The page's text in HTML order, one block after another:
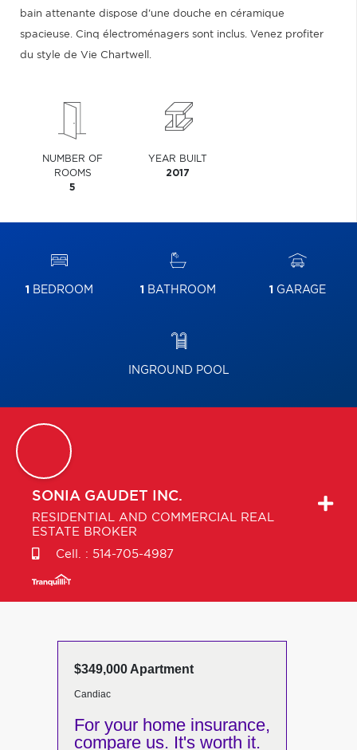
bain attenante dispose d'une douche en céramique
spacieuse. Cinq électroménagers sont inclus. Venez profiter
du style de Vie Chartwell.
NUMBER OF
ROOMS
5
YEAR BUILT
2017
1 BEDROOM 1 BATHROOM 1 GARAGE
INGROUND POOL
SONIA GAUDET INC.
RESIDENTIAL AND COMMERCIAL REAL
ESTATE BROKER
Cell. : 514-705-4987
$349,000 Apartment
Candiac
For your home insurance,
compare us. It's worth it.